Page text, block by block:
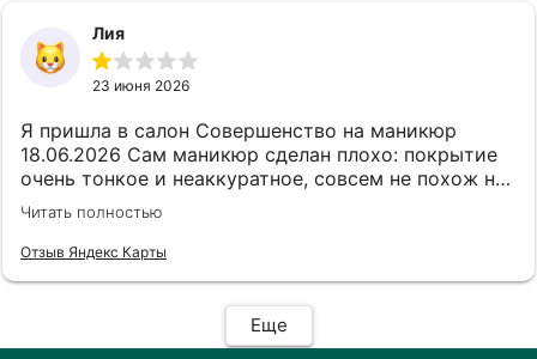
Лия
23 июня 2026
Я пришла в салон Совершенство на маникюр
18.06.2026 Сам маникюр сделан плохо: покрытие
очень тонкое и неаккуратное, совсем не похож на
только сделанный маникюр, маникюр выполнен в
мокрой технике, инструменты старые и как будто
использованные, но продезинфицированные,
покраснение, отёк и сильное жжение мне
пришлось снять покрытие. Мастер в целом
Читать полностью
Отзыв Яндекс Карты
Еще